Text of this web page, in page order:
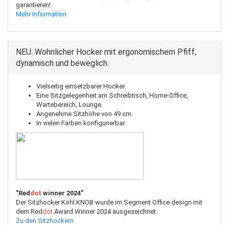
garantieren!
Mehr Information
NEU: Wohnlicher Hocker mit ergonomischem Pfiff,
dynamisch und beweglich.
Vielseitig einsetzbarer Hocker.
Eine Sitzgelegenheit am Schreibtisch, Home-Office,
Wartebereich, Lounge.
Angenehme Sitzhöhe von 49 cm.
In vielen Farben konfigurierbar.
"Reddot winner 2024"
Der Sitzhocker Köhl KNOB wurde im Segment Office design mit
dem Reddot Award Winner 2024 ausgezeichnet.
Zu den Sitzhockern